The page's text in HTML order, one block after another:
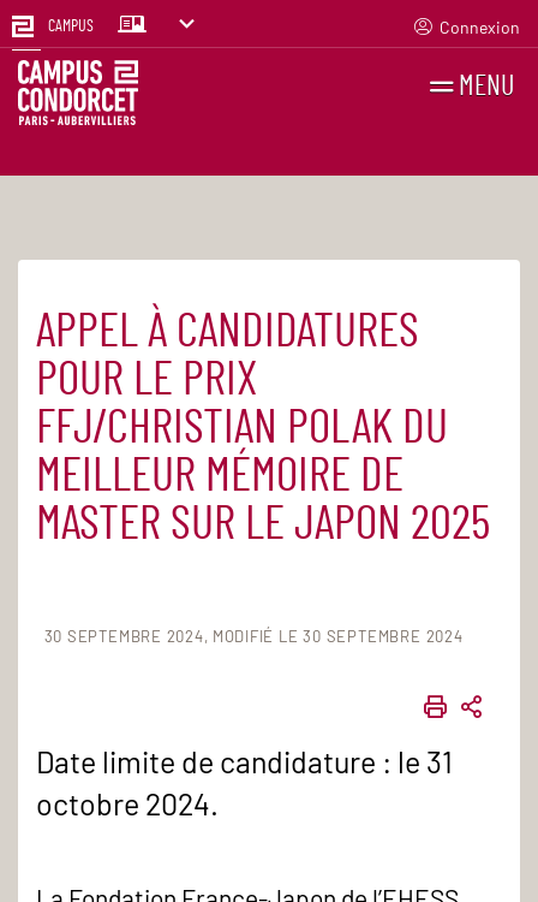
CAMPUS Connexion
MENU
Accueil Actualités
APPEL À CANDIDATURES
POUR LE PRIX
FFJ/CHRISTIAN POLAK DU
MEILLEUR MÉMOIRE DE
MASTER SUR LE JAPON 2025
30 SEPTEMBRE 2024 MODIFIÉ LE 30 SEPTEMBRE 2024
Date limite de candidature : le 31
octobre 2024.